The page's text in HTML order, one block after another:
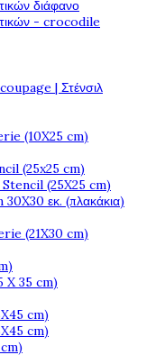
διάφανο
- crocodile
| Στένσιλ
(10X25 cm)
(25x25 cm)
(25X25 cm)
εκ. (πλακάκια)
(21X30 cm)
X 35 cm)
cm)
cm)